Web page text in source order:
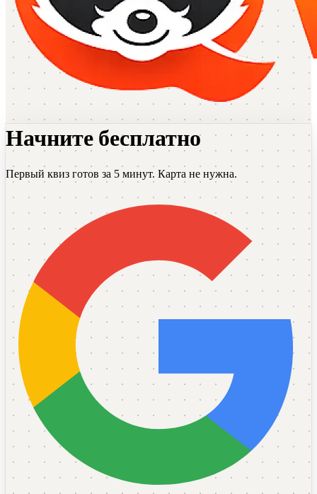
Начните бесплатно
Первый квиз готов за 5 минут. Карта не нужна.